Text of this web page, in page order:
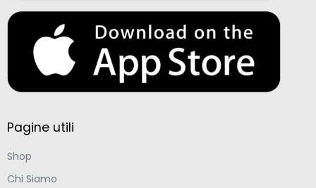
Pagine utili
Shop
Chi Siamo